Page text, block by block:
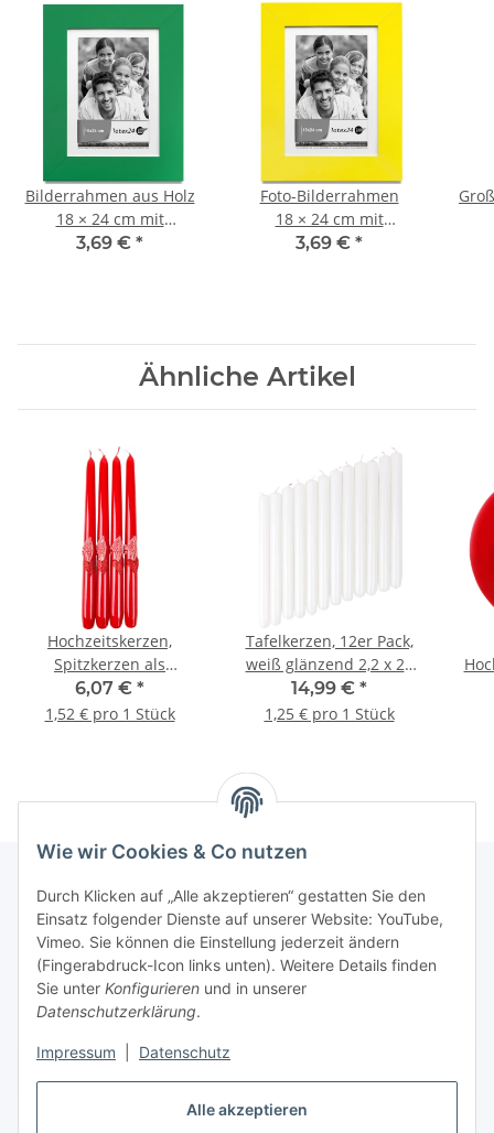
Alle akzeptieren
Wie wir Cookies & Co nutzen
Durch Klicken auf „Alle akzeptieren“ gestatten Sie den
Einsatz folgender Dienste auf unserer Website: YouTube,
Vimeo. Sie können die Einstellung jederzeit ändern
(Fingerabdruck-Icon links unten). Weitere Details finden
Sie unter Konfigurieren und in unserer
Datenschutzerklärung.
Impressum Datenschutz
Bilderrahmen aus Holz
18 × 24 cm mit
Glasscheibe,
3,69 € *
Foto-Bilderrahmen
18 × 24 cm mit
Glasscheibe,
3,69 € *
Ähnliche Artikel
Hochzeitskerzen,
Spitzkerzen als
Tafelkerzen mit
Wachsornament - 4
6,07 € *
1,52 € pro 1 Stück
Tafelkerzen, 12er Pack,
weiß glänzend 2,2 x 25
cm
14,99 € *
1,25 € pro 1 Stück
Informationen
Gesetzliche Informationen